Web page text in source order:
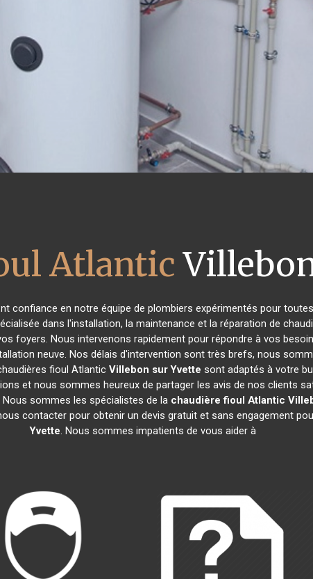
Atlantic
confiance en notre équipe de plombiers expérimentés pour
dans l'installation, la maintenance et la réparation de
foyers. Nous intervenons rapidement pour répondre à vos
neuve. Nos délais d'intervention sont très brefs, nous
fioul Atlantic Villebon sur Yvette sont adaptés à votre
et nous sommes heureux de partager les avis de nos clients
Nous sommes les spécialistes de la chaudière fioul Atlantic
contacter pour obtenir un devis gratuit et sans engagement
Yvette. Nous sommes impatients de vous aider à